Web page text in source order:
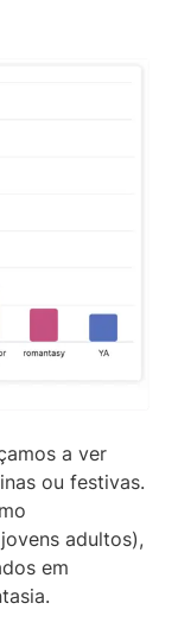
a ver
ou festivas.
adultos),
em